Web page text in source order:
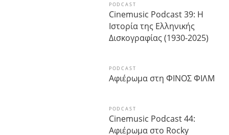
PODCAST
Cinemusic Podcast 39: Η
Ιστορία της Ελληνικής
Δισκογραφίας (1930-2025)
PODCAST
Αφιέρωμα στη ΦΙΝΟΣ ΦΙΛΜ
PODCAST
Cinemusic Podcast 44:
Αφιέρωμα στο Rocky